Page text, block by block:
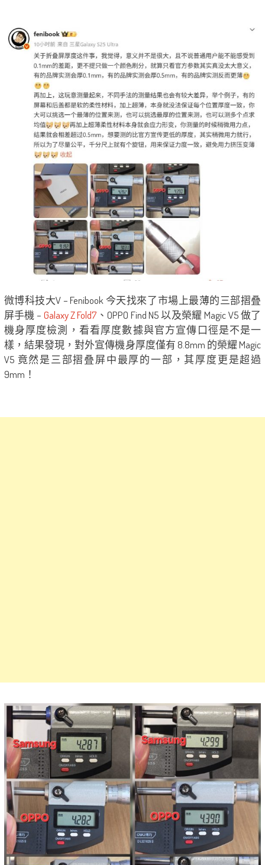
微博科技大V – Fenibook 今天找來了市場上最薄的三部摺叠
屏手機 – Galaxy Z Fold7 、OPPO Find N5 以及榮耀 Magic V5 做了
機身厚度檢測，看看厚度數據與官方宣傳口徑是不是一
樣，結果發現，對外宣傳機身厚度僅有 8.8mm 的榮耀 Magic
V5 竟然是三部摺叠屏中最厚的一部，其厚度更是超過
9mm！